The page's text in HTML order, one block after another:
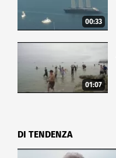
00:33
01:07
DI TENDENZA